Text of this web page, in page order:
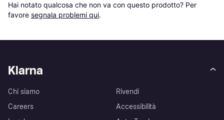
Hai notato qualcosa che non va con questo prodotto? Per
favore segnala problemi qui.
Klarna
Chi siamo
Careers
Rivendi
Accessibilità